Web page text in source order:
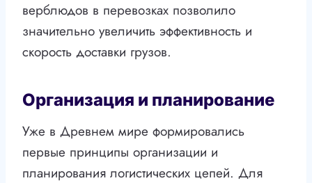
верблюдов в перевозках позволило
значительно увеличить эффективность и
скорость доставки грузов.
Организация и планирование
Уже в Древнем мире формировались
первые принципы организации и
планирования логистических цепей. Для